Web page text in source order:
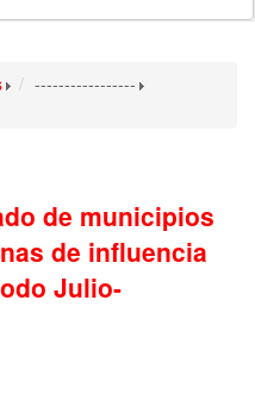
-----------------
de municipios
de influencia
Julio-